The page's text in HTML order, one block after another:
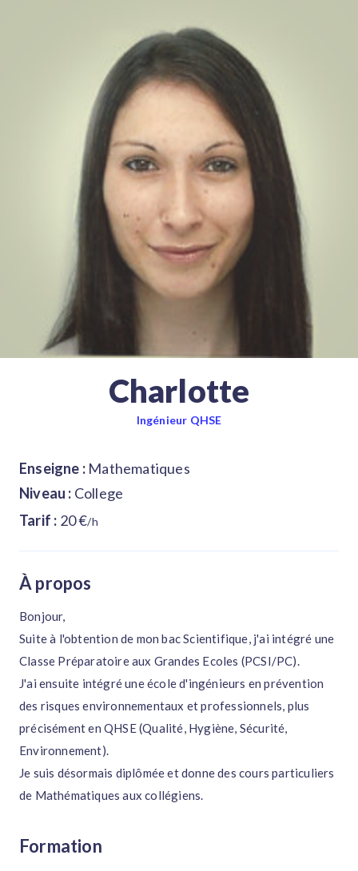
Charlotte
Ingénieur QHSE
Enseigne : Mathematiques
Niveau : College
Tarif : 20 €/h
À propos
Bonjour,
Suite à l'obtention de mon bac Scientifique, j'ai intégré une
Classe Préparatoire aux Grandes Ecoles (PCSI/PC).
J'ai ensuite intégré une école d'ingénieurs en prévention
des risques environnementaux et professionnels, plus
précisément en QHSE (Qualité, Hygiène, Sécurité,
Environnement).
Je suis désormais diplômée et donne des cours particuliers
de Mathématiques aux collégiens.
Formation